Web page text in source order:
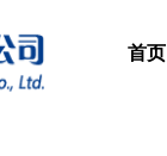
首页